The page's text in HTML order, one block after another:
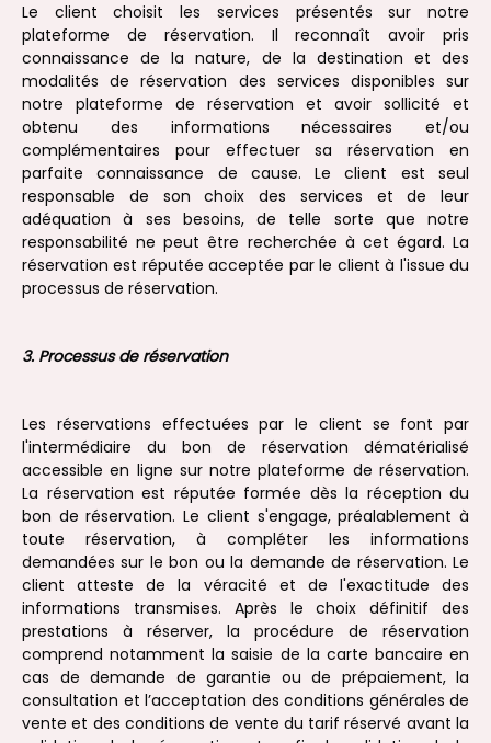
Le client choisit les services présentés sur notre
plateforme de réservation. Il reconnaît avoir pris
connaissance de la nature, de la destination et des
modalités de réservation des services disponibles sur
notre plateforme de réservation et avoir sollicité et
obtenu des informations nécessaires et/ou
complémentaires pour effectuer sa réservation en
parfaite connaissance de cause. Le client est seul
responsable de son choix des services et de leur
adéquation à ses besoins, de telle sorte que notre
responsabilité ne peut être recherchée à cet égard. La
réservation est réputée acceptée par le client à l'issue du
processus de réservation.
3. Processus de réservation
Les réservations effectuées par le client se font par
l'intermédiaire du bon de réservation dématérialisé
accessible en ligne sur notre plateforme de réservation.
La réservation est réputée formée dès la réception du
bon de réservation. Le client s'engage, préalablement à
toute réservation, à compléter les informations
demandées sur le bon ou la demande de réservation. Le
client atteste de la véracité et de l'exactitude des
informations transmises. Après le choix définitif des
prestations à réserver, la procédure de réservation
comprend notamment la saisie de la carte bancaire en
cas de demande de garantie ou de prépaiement, la
consultation et l’acceptation des conditions générales de
vente et des conditions de vente du tarif réservé avant la